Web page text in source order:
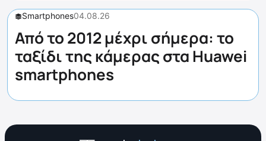
Smartphones04.08.26
Από το 2012 μέχρι σήμερα: το
ταξίδι της κάμερας στα Huawei
smartphones